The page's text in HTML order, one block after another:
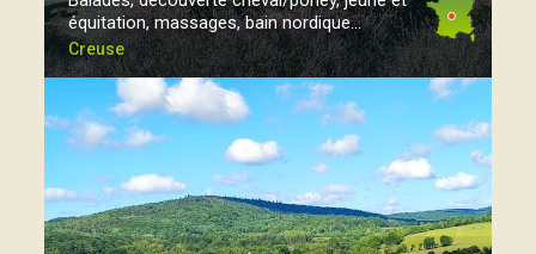
équitation, massages, bain nordique...
Creuse